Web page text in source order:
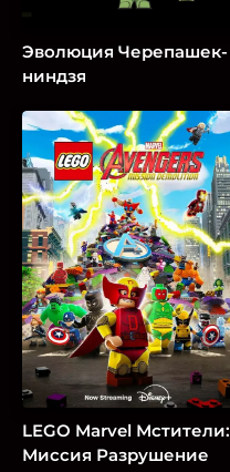
Эволюция Черепашек-
ниндзя
LEGO Marvel Мстители:
Миссия Разрушение